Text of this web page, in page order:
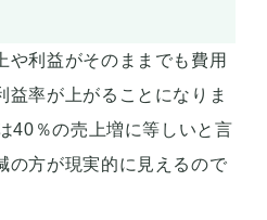
や利益がそのままでも費用
益率が上がることになりま
40％の売上増に等しいと言
の方が現実的に見えるので